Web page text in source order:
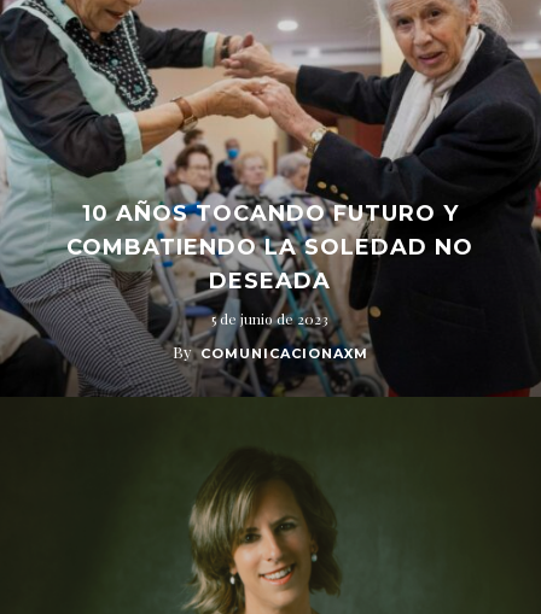
10 AÑOS TOCANDO FUTURO Y
COMBATIENDO LA SOLEDAD NO
DESEADA
5 de junio de 2023
By COMUNICACIONAXM